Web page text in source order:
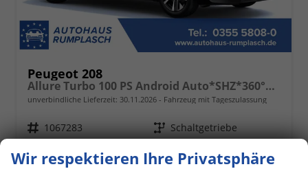
Peugeot 208
Allure Turbo 100 PS Android Auto*SHZ*360°*Totwinkel*PDC v/h*Klimaauto*Tempomat*
unverbindliche Lieferzeit: 30.11.2026 Fahrzeug mit Tageszulassung
Fahrzeugnr. 1067283 Getriebe Schaltgetriebe
Leistung 74 kW (101 PS) Kilometerstand 25 km
Wir respektieren Ihre Privatsphäre